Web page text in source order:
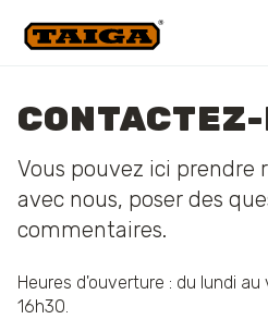
Vous pouvez ici
avec nous, poser des
commentaires.
Heures d'ouverture : du lundi
16h30.